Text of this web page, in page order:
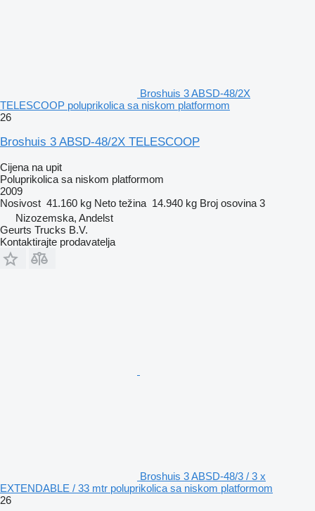
Broshuis 3 ABSD-48/2X
TELESCOOP poluprikolica sa niskom platformom
26
Broshuis 3 ABSD-48/2X TELESCOOP
Cijena na upit
Poluprikolica sa niskom platformom
2009
Nosivost 41.160 kg Neto težina 14.940 kg Broj osovina 3
Nizozemska, Andelst
Geurts Trucks B.V.
Kontaktirajte prodavatelja
Broshuis 3 ABSD-48/3 / 3 x
EXTENDABLE / 33 mtr poluprikolica sa niskom platformom
26